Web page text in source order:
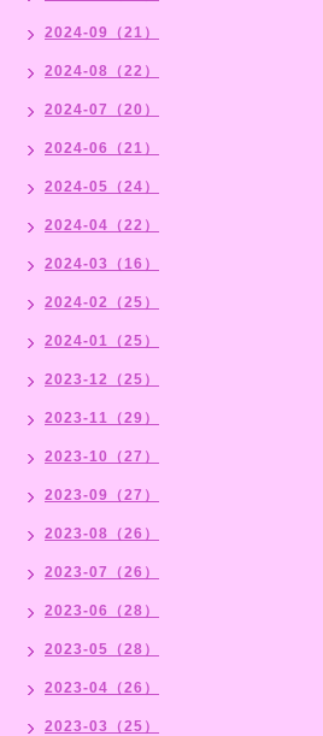
2024-09（21）
2024-08（22）
2024-07（20）
2024-06（21）
2024-05（24）
2024-04（22）
2024-03（16）
2024-02（25）
2024-01（25）
2023-12（25）
2023-11（29）
2023-10（27）
2023-09（27）
2023-08（26）
2023-07（26）
2023-06（28）
2023-05（28）
2023-04（26）
2023-03（25）